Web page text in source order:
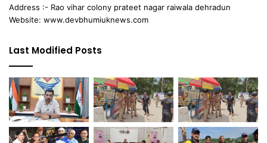
Address :- Rao vihar colony prateet nagar raiwala dehradun
Website: www.devbhumiuknews.com
Last Modified Posts